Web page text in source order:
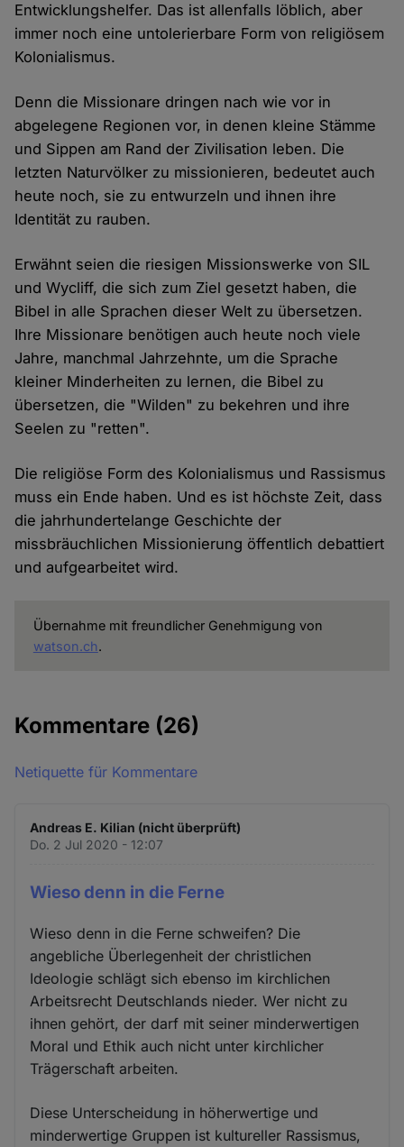
Entwicklungshelfer. Das ist allenfalls löblich, aber
immer noch eine untolerierbare Form von religiösem
Kolonialismus.
Denn die Missionare dringen nach wie vor in
abgelegene Regionen vor, in denen kleine Stämme
und Sippen am Rand der Zivilisation leben. Die
letzten Naturvölker zu missionieren, bedeutet auch
heute noch, sie zu entwurzeln und ihnen ihre
Identität zu rauben.
Erwähnt seien die riesigen Missionswerke von SIL
und Wycliff, die sich zum Ziel gesetzt haben, die
Bibel in alle Sprachen dieser Welt zu übersetzen.
Ihre Missionare benötigen auch heute noch viele
Jahre, manchmal Jahrzehnte, um die Sprache
kleiner Minderheiten zu lernen, die Bibel zu
übersetzen, die "Wilden" zu bekehren und ihre
Seelen zu "retten".
Die religiöse Form des Kolonialismus und Rassismus
muss ein Ende haben. Und es ist höchste Zeit, dass
die jahrhundertelange Geschichte der
missbräuchlichen Missionierung öffentlich debattiert
und aufgearbeitet wird.
Übernahme mit freundlicher Genehmigung von
watson.ch.
Kommentare (26)
Netiquette für Kommentare
Andreas E. Kilian (nicht überprüft)
Do. 2 Jul 2020 - 12:07
Wieso denn in die Ferne
Wieso denn in die Ferne schweifen? Die
angebliche Überlegenheit der christlichen
Ideologie schlägt sich ebenso im kirchlichen
Arbeitsrecht Deutschlands nieder. Wer nicht zu
ihnen gehört, der darf mit seiner minderwertigen
Moral und Ethik auch nicht unter kirchlicher
Trägerschaft arbeiten.
Diese Unterscheidung in höherwertige und
minderwertige Gruppen ist kultureller Rassismus,